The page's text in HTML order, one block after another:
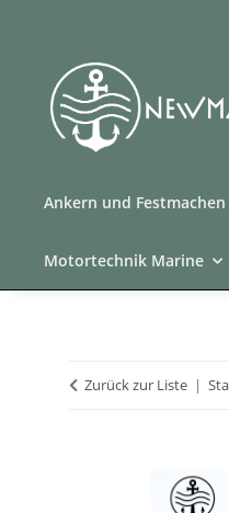
Ankern und Festmachen
Motortechnik Marine
Zurück zur Liste